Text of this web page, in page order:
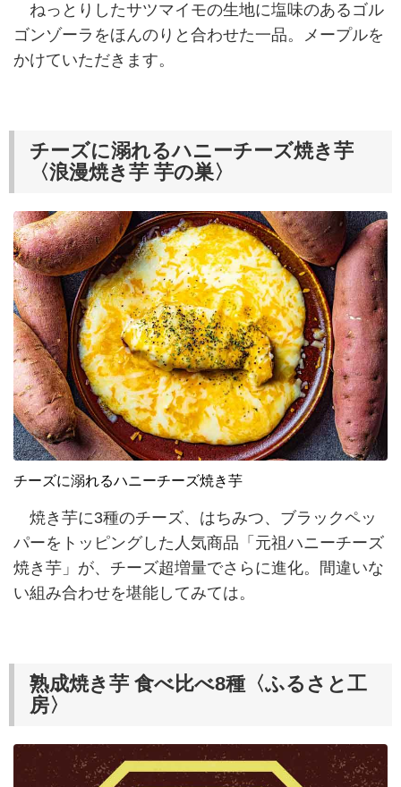
ねっとりしたサツマイモの生地に塩味のあるゴル
ゴンゾーラをほんのりと合わせた一品。メープルを
かけていただきます。
チーズに溺れるハニーチーズ焼き芋
〈浪漫焼き芋 芋の巣〉
チーズに溺れるハニーチーズ焼き芋
焼き芋に3種のチーズ、はちみつ、ブラックペッ
パーをトッピングした人気商品「元祖ハニーチーズ
焼き芋」が、チーズ超増量でさらに進化。間違いな
い組み合わせを堪能してみては。
熟成焼き芋 食べ比べ8種〈ふるさと工
房〉